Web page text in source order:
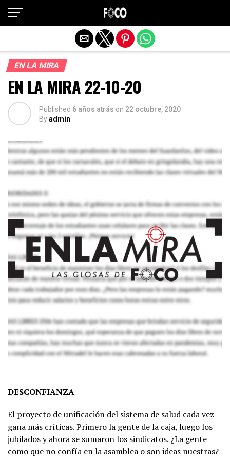
EN LA MIRA
EN LA MIRA 22-10-20
Published 6 años atrás on 22 octubre, 2020
Byadmin
DESCONFIANZA
El proyecto de unificación del sistema de salud cada vez
gana más críticas. Primero la gente de la caja, luego los
jubilados y ahora se sumaron los sindicatos. ¿La gente
como que no confía en la asamblea o son ideas nuestras?
Salir de la versión móvil